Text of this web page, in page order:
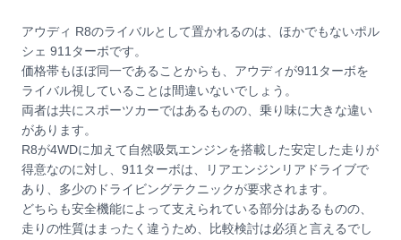
アウディ R8のライバルとして置かれるのは、ほかでもないポル
シェ 911ターボです。
価格帯もほぼ同一であることからも、アウディが911ターボを
ライバル視していることは間違いないでしょう。
両者は共にスポーツカーではあるものの、乗り味に大きな違い
があります。
R8が4WDに加えて自然吸気エンジンを搭載した安定した走りが
得意なのに対し、911ターボは、リアエンジンリアドライブで
あり、多少のドライビングテクニックが要求されます。
どちらも安全機能によって支えられている部分はあるものの、
走りの性質はまったく違うため、比較検討は必須と言えるでし